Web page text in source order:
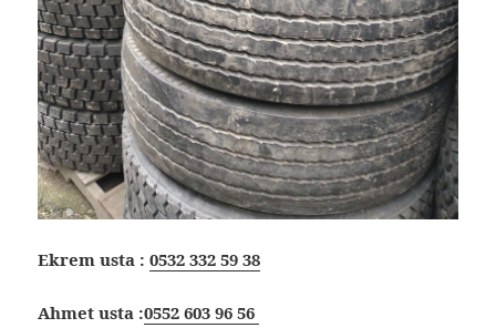
Ekrem usta :0532 332 59 38
Ahmet usta :0552 603 96 56